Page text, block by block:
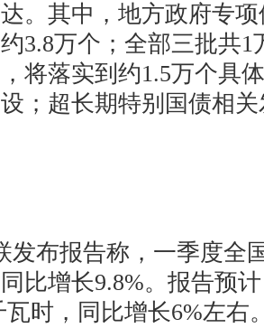
。其中，地方政府专
3.8万个；全部三批共1
将落实到约1.5万个具
；超长期特别国债相
布报告称，一季度全
比增长9.8%。报告预
瓦时，同比增长6%左右